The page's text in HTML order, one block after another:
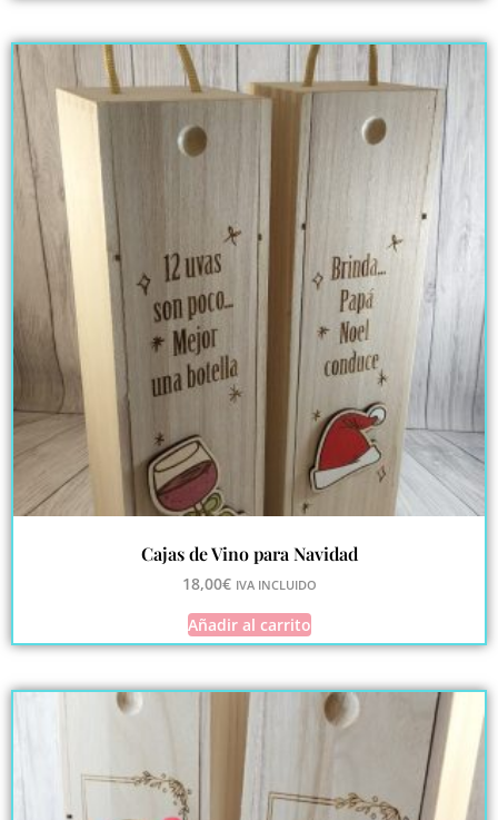
Cajas de Vino para Navidad
18,00€ IVA INCLUIDO
Añadir al carrito